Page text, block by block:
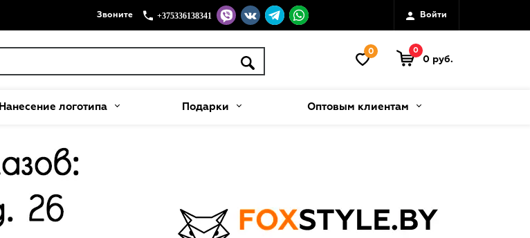
Звоните +375336138341 Войти
0 0
0 руб.
Нанесение логотипа Подарки Оптовым клиентам